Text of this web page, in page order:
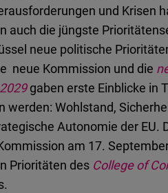
und Krisen
auch die jüngste
neue politische
neue Kommission und die
gaben erste Einblicke in
werden: Wohlstand,
Autonomie der EU.
am 17.
Prioritäten des College of